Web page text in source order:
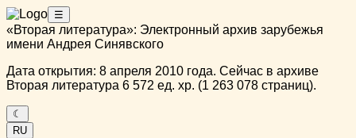
☰
«Вторая литература»: Электронный архив зарубежья
имени Андрея Синявского
Дата открытия: 8 апреля 2010 года. Сейчас в архиве
Вторая литература 6 572 ед. хр. (1 263 078 страниц).
☾
RU